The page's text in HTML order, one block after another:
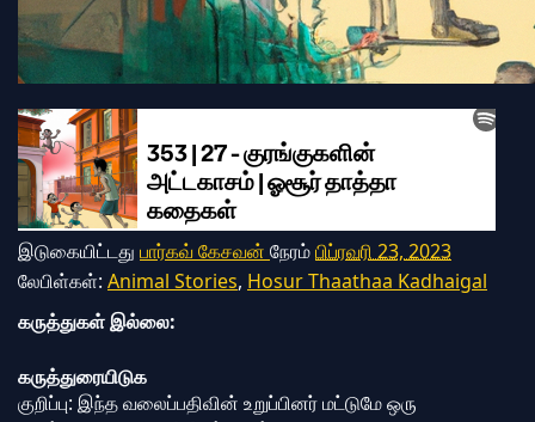
இடுகையிட்டது பார்கவ் கேசவன் நேரம்பிப்ரவரி 23, 2023
லேபிள்கள்: Animal Stories, Hosur Thaathaa Kadhaigal
கருத்துகள் இல்லை:
கருத்துரையிடுக
குறிப்பு: இந்த வலைப்பதிவின் உறுப்பினர் மட்டுமே ஒரு